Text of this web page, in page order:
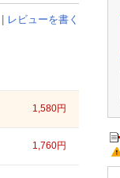
| レビューを書く
1,580円
1,760円